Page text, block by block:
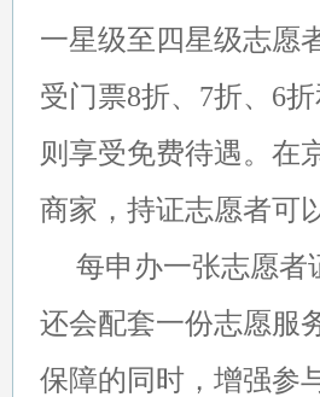
一星级至四星级志愿
受门票8折、7折、6
则享受免费待遇。在
商家，持证志愿者可
每申办一张志愿者
还会配套一份志愿服
保障的同时，增强参